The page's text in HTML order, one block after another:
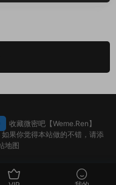
收藏微密吧【Weme.Ren】
果你觉得本站做的不错，请添
地图